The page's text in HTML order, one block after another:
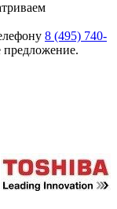
8 (495) 740-
предложение.